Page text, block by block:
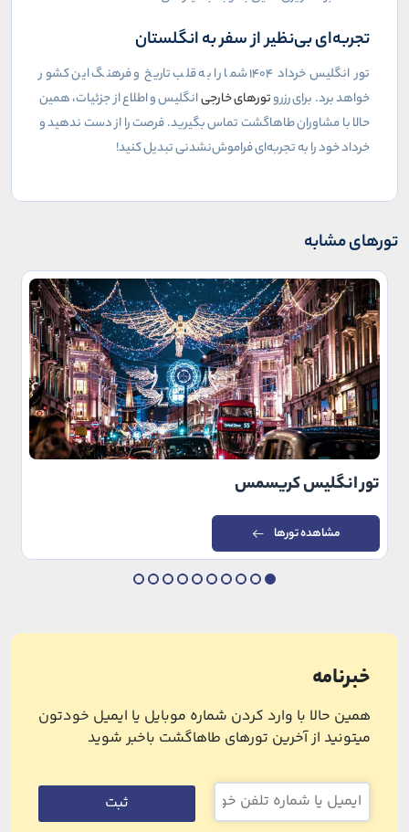
تجربه‌ای بی‌نظیر از سفر به انگلستان
تور انگلیس خرداد ۱۴۰۴ شما را به قلب تاریخ و فرهنگ این کشور
خواهد برد. برای رزروتورهای خارجیانگلیس و اطلاع از جزئیات، همین
حالا با مشاوران طاهاگشت تماس بگیرید. فرصت را از دست ندهید و
خرداد خود را به تجربه‌ای فراموش‌نشدنی تبدیل کنید!
تورهای مشابه
تور انگلیس کریسمس
مشاهده تورها
خبرنامه
همین حالا با وارد کردن شماره موبایل یا ایمیل خودتون
میتونید از آخرین تورهای طاهاگشت باخبر شوید
ثبت